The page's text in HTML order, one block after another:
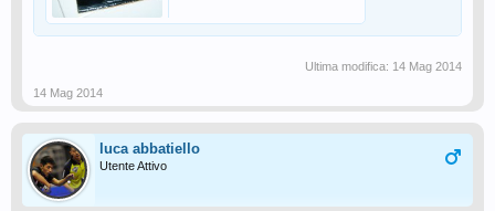
Ultima modifica: 14 Mag 2014
14 Mag 2014
luca abbatiello
Utente Attivo